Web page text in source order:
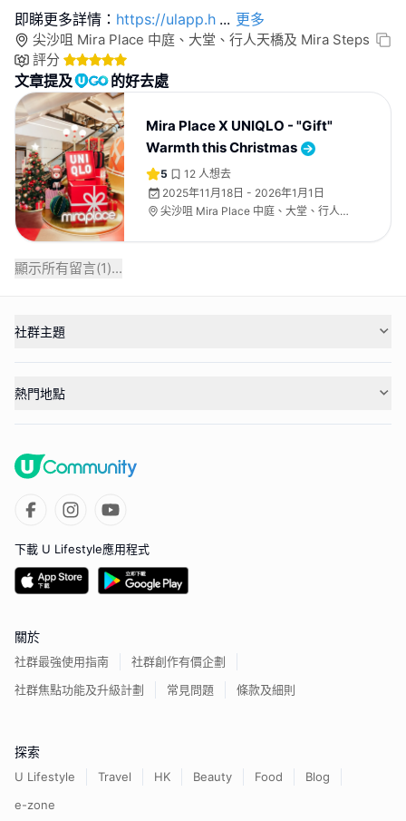
即睇更多詳情： https://ulapp.h ... 更多
尖沙咀 Mira Place 中庭、大堂、行人天橋及 Mira Steps
評分
文章提及 的好去處
Mira Place X UNIQLO - "Gift"
Warmth this Christmas
5 12 人想去
2025年11月18日 - 2026年1月1日
尖沙咀 Mira Place 中庭、大堂、行人天
顯示所有留言(1)...
社群主題
熱門地點
下載 U Lifestyle應用程式
關於
社群最強使用指南
社群創作有價企劃
社群焦點功能及升級計劃
常見問題 條款及細則
探索
U Lifestyle Travel HK Beauty Food
Blog
e-zone